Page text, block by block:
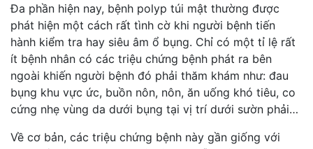
Đa phần hiện nay, bệnh polyp túi mật thường được
phát hiện một cách rất tình cờ khi người bệnh tiến
hành kiểm tra hay siêu âm ổ bụng. Chỉ có một tỉ lệ rất
ít bệnh nhân có các triệu chứng bệnh phát ra bên
ngoài khiến người bệnh đó phải thăm khám như: đau
bụng khu vực ức, buồn nôn, nôn, ăn uống khó tiêu, co
cứng nhẹ vùng da dưới bụng tại vị trí dưới sườn phải…
Về cơ bản, các triệu chứng bệnh này gần giống với